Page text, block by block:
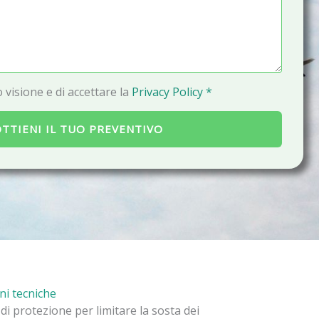
e di accettare la Privacy Policy *
IL TUO PREVENTIVO
tecniche
protezione per limitare la sosta dei